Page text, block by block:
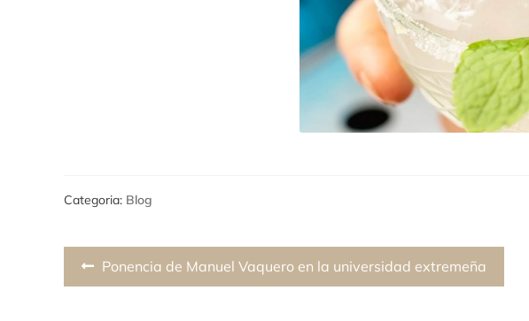
Categoria: Blog
Navegación
de
Previous
post:
Ponencia de Manuel Vaquero en la universidad extremeña